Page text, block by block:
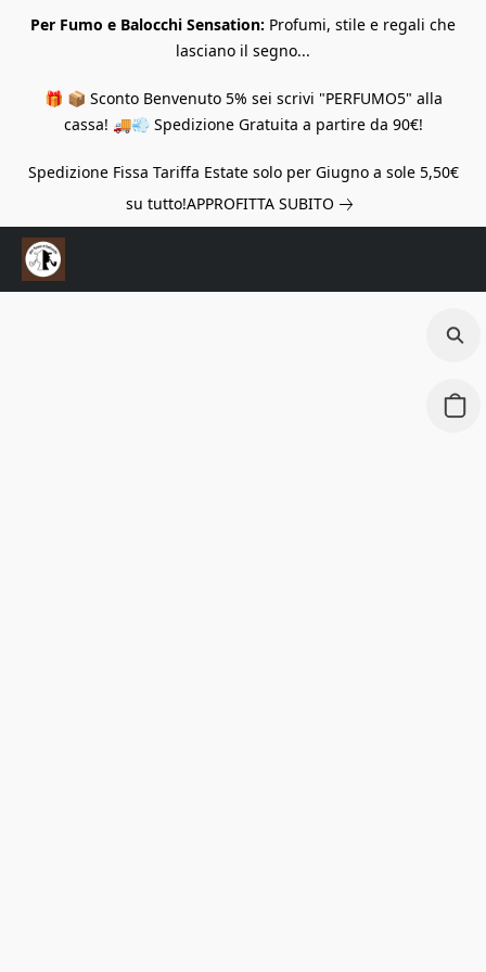
Per Fumo e Balocchi Sensation: Profumi, stile e regali che
lasciano il segno...
🎁 📦 Sconto Benvenuto 5% sei scrivi "PERFUMO5" alla
cassa! 🚚💨 Spedizione Gratuita a partire da 90€!
Spedizione Fissa Tariffa Estate solo per Giugno a sole 5,50€
su tutto!APPROFITTA SUBITO